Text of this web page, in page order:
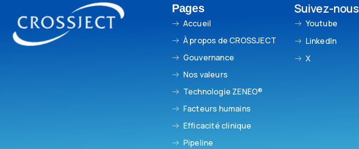
Pages
Accueil
À propos de CROSSJECT
Gouvernance
Nos valeurs
Technologie ZENEO®
Facteurs humains
Efficacité clinique
Pipeline
Suivez-nous
Youtube
LinkedIn
X